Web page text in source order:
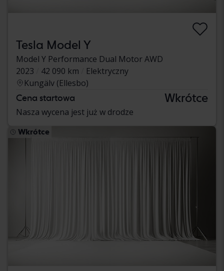
Tesla Model Y
Model Y Performance Dual Motor AWD
2023
42 090 km
Elektryczny
Kungälv (Ellesbo)
Cena startowa Wkrótce
Nasza wycena jest już w drodze
Wkrótce